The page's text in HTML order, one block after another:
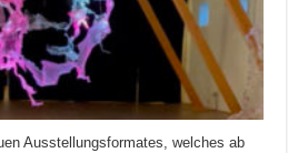
Ausstellungsformates, welches ab